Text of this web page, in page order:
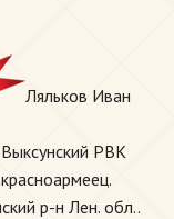
Ляльков Иван
РВК
р-н Лен. обл..